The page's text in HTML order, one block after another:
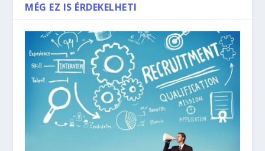
MÉG EZ IS ÉRDEKELHETI